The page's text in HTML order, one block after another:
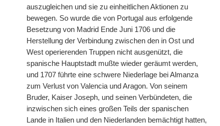
auszugleichen und sie zu einheitlichen Aktionen zu
bewegen. So wurde die von Portugal aus erfolgende
Besetzung von Madrid Ende Juni 1706 und die
Herstellung der Verbindung zwischen den in Ost und
West operierenden Truppen nicht ausgenützt, die
spanische Hauptstadt mußte wieder geräumt werden,
und 1707 führte eine schwere Niederlage bei Almanza
zum Verlust von Valencia und Aragon. Von seinem
Bruder, Kaiser Joseph, und seinen Verbündeten, die
inzwischen sich eines großen Teils der spanischen
Lande in Italien und den Niederlanden bemächtigt hatten,